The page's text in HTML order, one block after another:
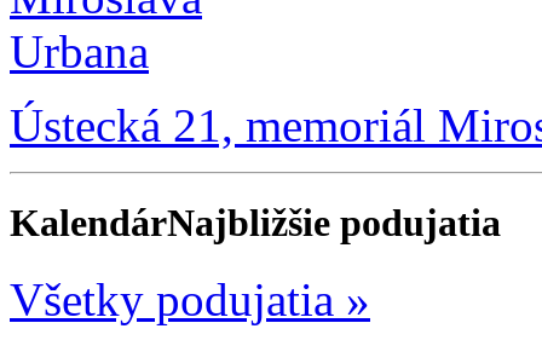
Ústecká 21, memoriál
KalendárNajbližšie podujatia
Všetky podujatia »